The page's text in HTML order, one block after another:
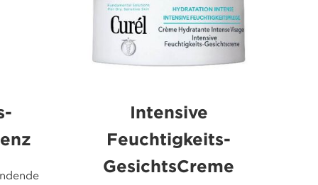
Intensive
Feuchtigkeits-
GesichtsCreme